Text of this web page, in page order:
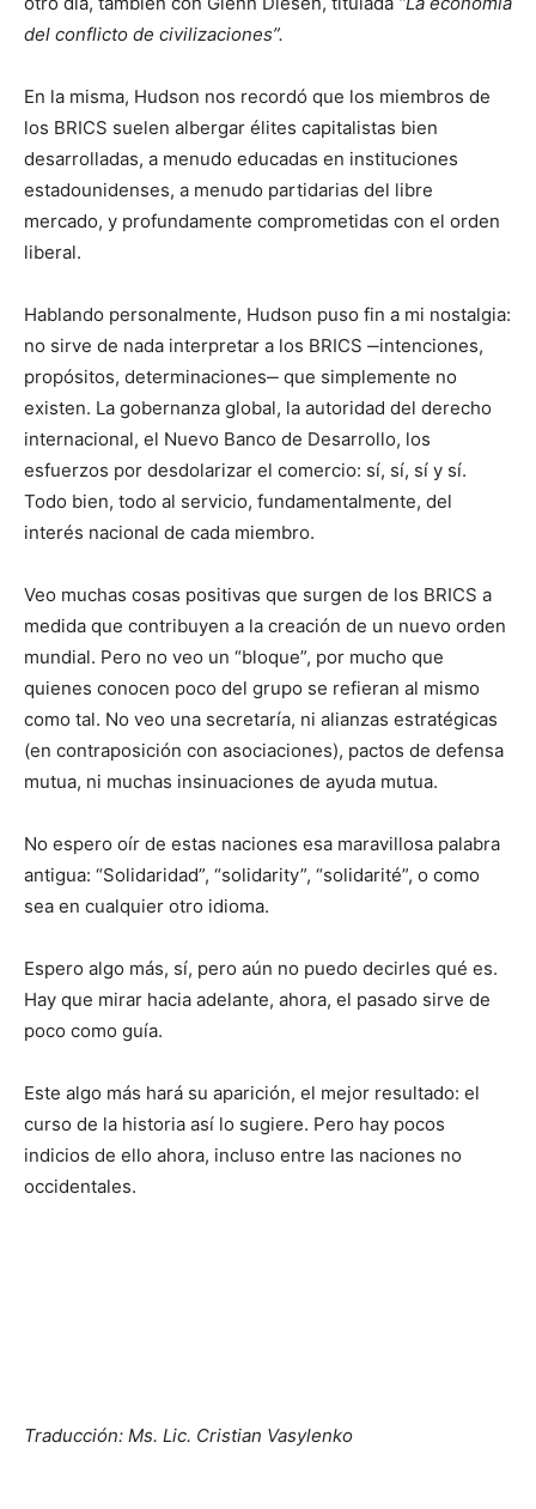
del conflicto de civilizaciones”.
En la misma, Hudson nos recordó que los miembros de
los BRICS suelen albergar élites capitalistas bien
desarrolladas, a menudo educadas en instituciones
estadounidenses, a menudo partidarias del libre
mercado, y profundamente comprometidas con el orden
liberal.
Hablando personalmente, Hudson puso fin a mi nostalgia:
no sirve de nada interpretar a los BRICS ‒intenciones,
propósitos, determinaciones‒ que simplemente no
existen. La gobernanza global, la autoridad del derecho
internacional, el Nuevo Banco de Desarrollo, los
esfuerzos por desdolarizar el comercio: sí, sí, sí y sí.
Todo bien, todo al servicio, fundamentalmente, del
interés nacional de cada miembro.
Veo muchas cosas positivas que surgen de los BRICS a
medida que contribuyen a la creación de un nuevo orden
mundial. Pero no veo un “bloque”, por mucho que
quienes conocen poco del grupo se refieran al mismo
como tal. No veo una secretaría, ni alianzas estratégicas
(en contraposición con asociaciones), pactos de defensa
mutua, ni muchas insinuaciones de ayuda mutua.
No espero oír de estas naciones esa maravillosa palabra
antigua: “Solidaridad”, “solidarity”, “solidarité”, o como
sea en cualquier otro idioma.
Espero algo más, sí, pero aún no puedo decirles qué es.
Hay que mirar hacia adelante, ahora, el pasado sirve de
poco como guía.
Este algo más hará su aparición, el mejor resultado: el
curso de la historia así lo sugiere. Pero hay pocos
indicios de ello ahora, incluso entre las naciones no
occidentales.
Traducción: Ms. Lic. Cristian Vasylenko